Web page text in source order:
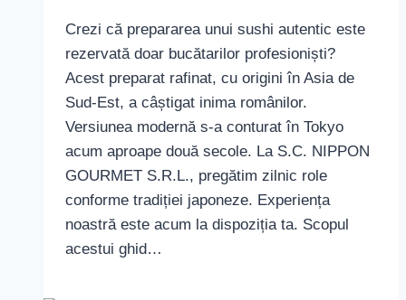
Crezi că prepararea unui sushi autentic este
rezervată doar bucătarilor profesioniști?
Acest preparat rafinat, cu origini în Asia de
Sud-Est, a câștigat inima românilor.
Versiunea modernă s-a conturat în Tokyo
acum aproape două secole. La S.C. NIPPON
GOURMET S.R.L., pregătim zilnic role
conforme tradiției japoneze. Experiența
noastră este acum la dispoziția ta. Scopul
acestui ghid…